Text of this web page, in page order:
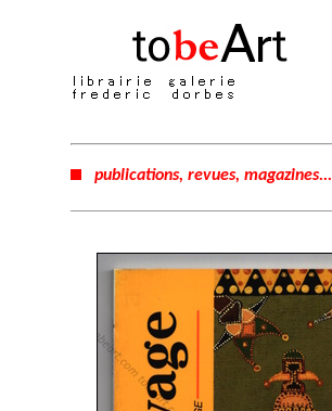
publications, revues, magazines...